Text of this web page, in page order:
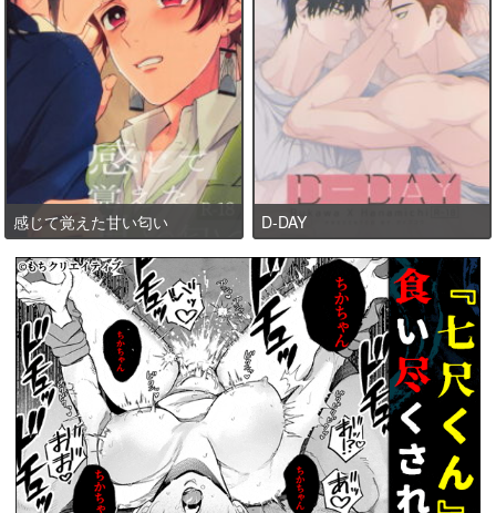
感じて覚えた甘い匂い D-DAY